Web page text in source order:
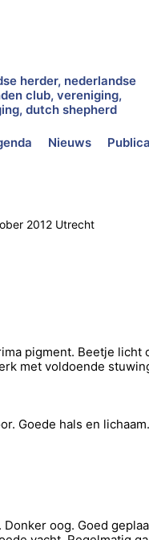
Nieuws
2012 Utrecht
pigment. Beetje
met voldoende
Goede hals en
oog. Goed